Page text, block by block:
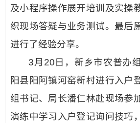
及小程序操作展开培训及实操
织现场答疑与业务测试。最后
进行了经验分享。
3月20日，新乡市农普办
阳县阳阿镇河窑新村进行入户
组书记、局长潘仁林赴现场参
演练中学习入户登记询问技巧